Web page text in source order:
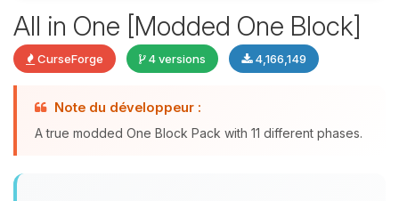
All in One [Modded One Block]
CurseForge 4 versions 4,166,149
Note du développeur :
A true modded One Block Pack with 11 different phases.
Youpi, enfin quelqu’un pour me